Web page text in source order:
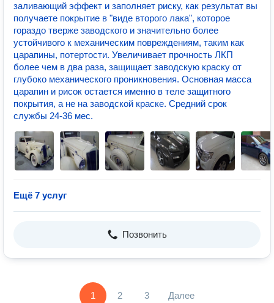
заливающий эффект и заполняет риску, как результат вы
получаете покрытие в "виде второго лака", которое
гораздо тверже заводского и значительно более
устойчивого к механическим повреждениям, таким как
царапины, потертости. Увеличивает прочность ЛКП
более чем в два раза, защищает заводскую краску от
глубоко механического проникновения. Основная масса
царапин и рисок остается именно в теле защитного
покрытия, а не на заводской краске. Средний срок
службы 24-36 мес.
Ещё 7 услуг
Позвонить
1 2 3 Далее